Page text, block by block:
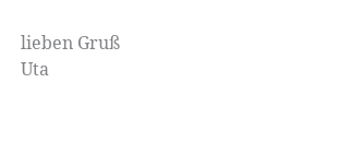
lieben Gruß
Uta